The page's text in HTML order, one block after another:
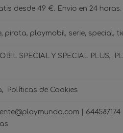
desde 49 €. Envio en 24
pirata playmobil serie special
SPECIAL Y SPECIAL PLUS
Políticas de Cookies
| 644587174